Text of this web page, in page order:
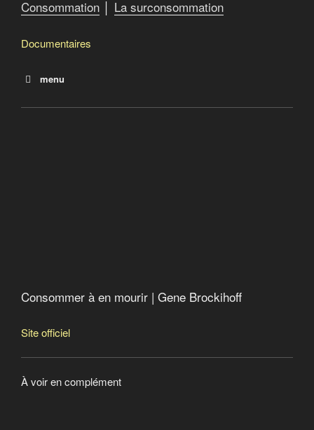
Consommation │ La surconsommation
Documentaires
menu
Consommer à en mourir | Gene Brockihoff
Site officiel
À voir en complément